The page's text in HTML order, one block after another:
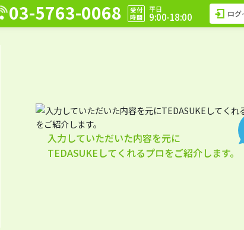
03-5763-0068
受付
時間
平日
9:00-18:00 ログ
入力していただいた内容を元に
TEDASUKEしてくれるプロをご紹介します。